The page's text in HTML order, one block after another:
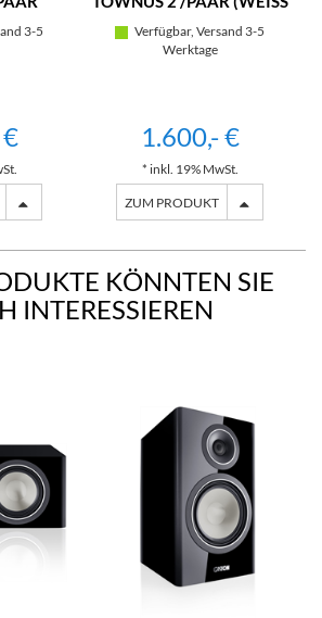
3-5
Verfügbar, Versand 3-5
Werktage
1.600,- €
* inkl. 19% MwSt.
ZUM PRODUKT
KÖNNTEN SIE
INTERESSIEREN